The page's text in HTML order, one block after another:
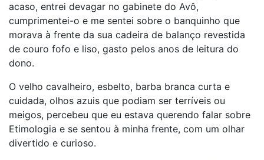
acaso, entrei devagar no gabinete do Avô,
cumprimentei-o e me sentei sobre o banquinho que
morava à frente da sua cadeira de balanço revestida
de couro fofo e liso, gasto pelos anos de leitura do
dono.
O velho cavalheiro, esbelto, barba branca curta e
cuidada, olhos azuis que podiam ser terríveis ou
meigos, percebeu que eu estava querendo falar sobre
Etimologia e se sentou à minha frente, com um olhar
divertido e curioso.